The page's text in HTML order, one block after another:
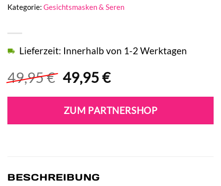
49,95€ Ursprünglicher
war:
49,95 €
49,95 €Aktueller
ist:
49,95 €.
Lieferzeit: Innerhalb von 1-2 Werktagen
ZUM PARTNERSHOP
Kategorie: Gesichtsmasken & Seren
BESCHREIBUNG